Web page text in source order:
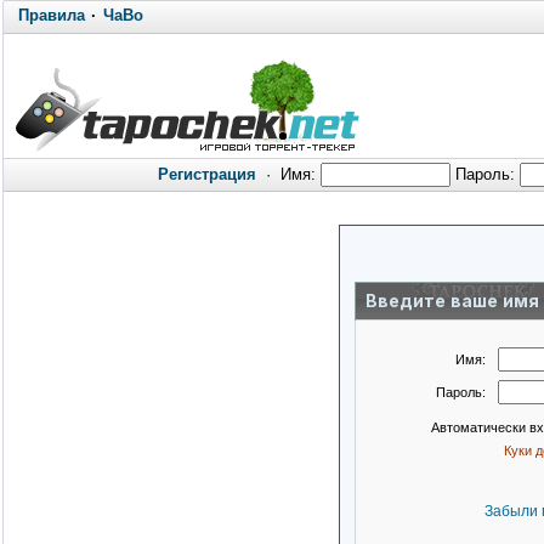
Правила· ЧаВо
Регистрация · Имя: Пароль:
Введите ваше имя
Имя:
Пароль:
Автоматически
Куки
Забыли